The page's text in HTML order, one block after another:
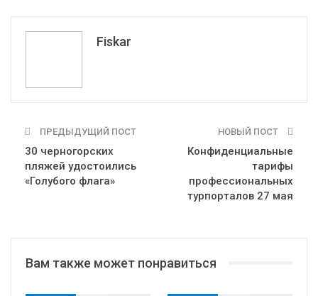
Fiskar
ПРЕДЫДУЩИЙ ПОСТ
30 черногорских
пляжей удостоились
«Голубого флага»
НОВЫЙ ПОСТ
Конфиденциальные
тарифы
профессиональных
турпорталов 27 мая
Вам также может понравиться